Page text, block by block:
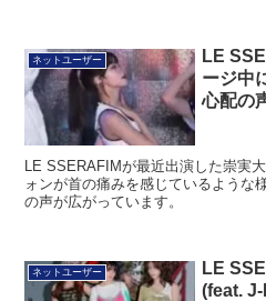
ネットユーザー
LE
ージ中
心配の
LE SSERAFIMが最近出演した崇実
ォンが首の痛みを感じているような
の声が広がっています。
ネットユーザー
LE
(feat.